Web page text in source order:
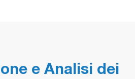
e Analisi dei